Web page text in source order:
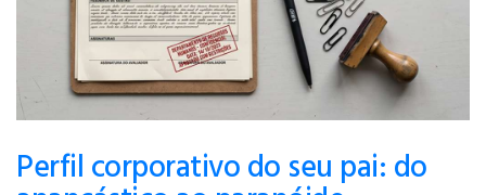
Perfil corporativo do seu pai: do